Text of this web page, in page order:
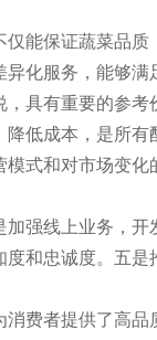
能保证蔬菜品
化服务，能够
具有重要的参考
低成本，是所
式和对市场变
强线上业务，
和忠诚度。五
费者提供了高